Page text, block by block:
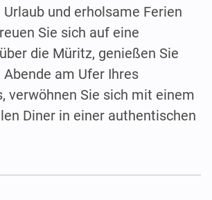
und erholsame Ferien
Sie sich auf eine
über die Müritz, genießen Sie
am Ufer Ihres
verwöhnen Sie sich mit einem
Diner in einer authentischen